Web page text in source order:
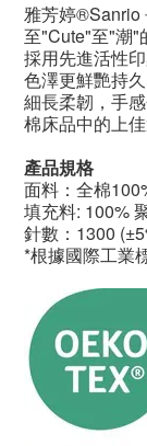
雅芳婷®Sanrio
至"Cute"至"潮"
採用先進活性
色澤更鮮艷持
細長柔韌，手
棉床品中的上
產品規格
面料：全棉
填充料: 100%
針數：1300
*根據國際工業